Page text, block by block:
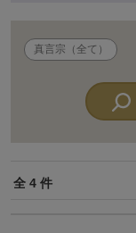
真言宗（全て）
全 4 件